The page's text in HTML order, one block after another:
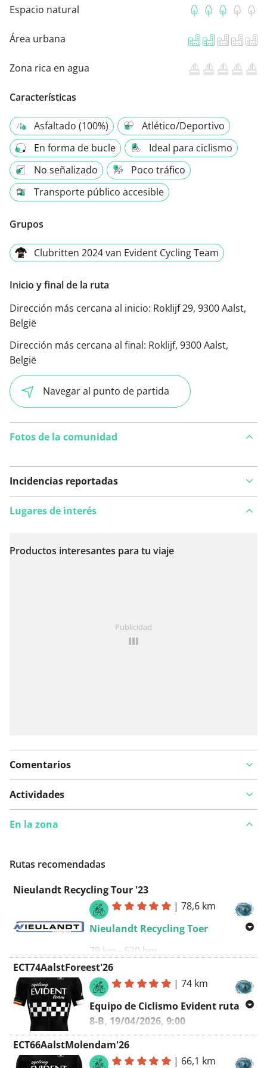
Espacio natural
Área urbana
Zona rica en agua
Características
Asfaltado (100%)
Atlético/Deportivo
En forma de bucle
Ideal para ciclismo
No señalizado
Poco tráfico
Transporte público accesible
Grupos
Clubritten 2024 van Evident Cycling Team
Inicio y final de la ruta
Dirección más cercana al inicio: Roklijf 29, 9300 Aalst,
België
Dirección más cercana al final: Roklijf, 9300 Aalst,
België
Navegar al punto de partida
Fotos de la comunidad
Incidencias reportadas
Ver en el mapa
Lugares de interés
Productos interesantes para tu viaje
Publicidad
Comentarios
Actividades
En la zona
Rutas recomendadas
Nieulandt Recycling Tour '23
|78,6 km
Nieulandt Recycling Toer
79 km - 620 hm
Corsa Campagnolo
https://corsacampagnolo.be/
Ruta en sentido horario
2019 :Nieulandt Recycling Toer 2019
2022 : Nieulandt Recycling Toer 2022
ECT74AalstForeest'26
|74 km
Equipo de Ciclismo Evident ruta
8-B, 19/04/2026, 9:00
Aalst - Foreest - Aalst
A-Ruta :ECT87AalstForeest'26
ECT66AalstMolendam'26
| 66,1 km